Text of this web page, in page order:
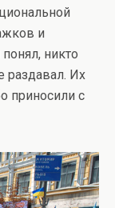
и
никто
раздавал. Их
приносили с